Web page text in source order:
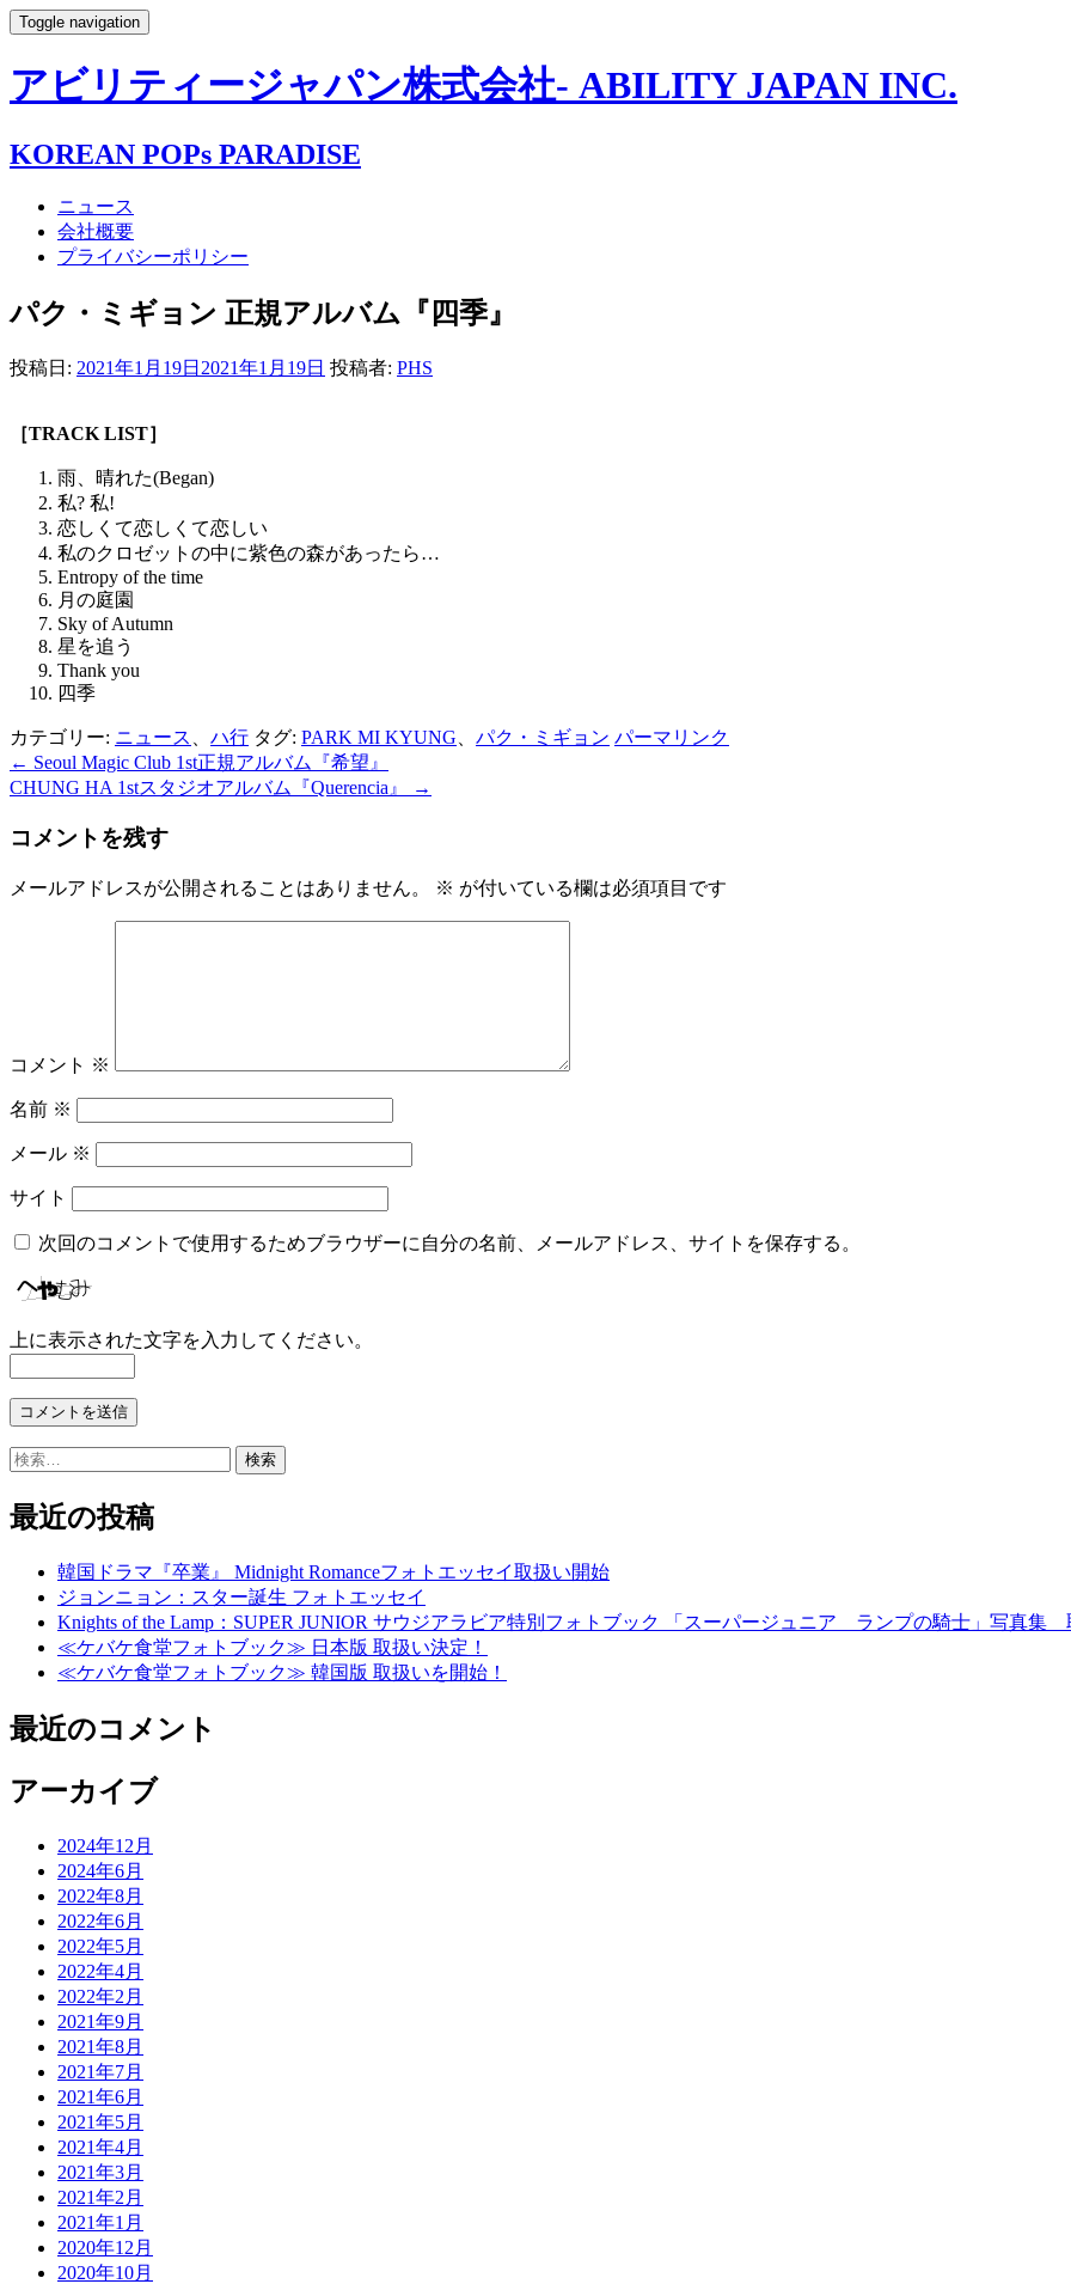
Toggle navigation
アビリティージャパン株式会社- ABILITY JAPAN INC.
KOREAN POPs PARADISE
ニュース
会社概要
プライバシーポリシー
パク・ミギョン 正規アルバム『四季』
投稿日: 2021年1月19日 2021年1月19日 投稿者: PHS
［TRACK LIST］
雨、晴れた(Began)
私? 私!
恋しくて恋しくて恋しい
私のクロゼットの中に紫色の森があったら…
Entropy of the time
月の庭園
Sky of Autumn
星を追う
Thank you
四季
カテゴリー: ニュース ハ行 タグ: PARK MI KYUNG パク・ミギョン パーマリンク
投
稿
ナ
ビ
ン
← Seoul Magic Club 1st正規アルバム『希望』
CHUNG HA 1stスタジオアルバム『Querencia』
→
コメントを残す
メールアドレスが公開されることはありません。 ※ が付いている欄は必須項目です
コメント ※
名前 ※
メール ※
サイト
次回のコメントで使用するためブラウザーに自分の名前、メールアドレス、サイトを保存する。
上に表示された文字を入力してください。
検
最近の投稿
韓国ドラマ『卒業』 Midnight Romanceフォトエッセイ取扱い開始
ジョンニョン：スター誕生 フォトエッセイ
Knights of the Lamp：SUPER JUNIOR サウジアラビア特別フォトブック 「スーパージュニア ランプの騎士」写真集
≪ケバケ食堂フォトブック≫ 日本版 取扱い決定！
≪ケバケ食堂フォトブック≫ 韓国版 取扱いを開始！
最近のコメント
アーカイブ
2024年12月
2024年6月
2022年8月
2022年6月
2022年5月
2022年4月
2022年2月
2021年9月
2021年8月
2021年7月
2021年6月
2021年5月
2021年4月
2021年3月
2021年2月
2021年1月
2020年12月
2020年10月